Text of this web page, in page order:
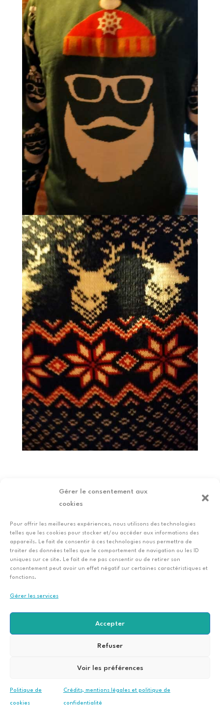
Gérer le consentement aux
cookies
Pour offrir les meilleures expériences, nous utilisons des technologies
telles que les cookies pour stocker et/ou accéder aux informations des
appareils. Le fait de consentir à ces technologies nous permettra de
traiter des données telles que le comportement de navigation ou les ID
uniques sur ce site. Le fait de ne pas consentir ou de retirer son
consentement peut avoir un effet négatif sur certaines caractéristiques et
fonctions.
Gérer les services
Accepter
Refuser
Voir les préférences
Politique de
cookies
Crédits, mentions légales et politique de
confidentialité
Je veux porter un pull moche avec
vous !
© Club CERE 2022.
communicants,
créatrice de sites
confidentialité